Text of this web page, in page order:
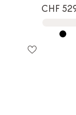
CHF